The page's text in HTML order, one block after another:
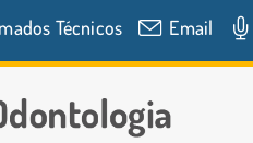
Técnicos Email